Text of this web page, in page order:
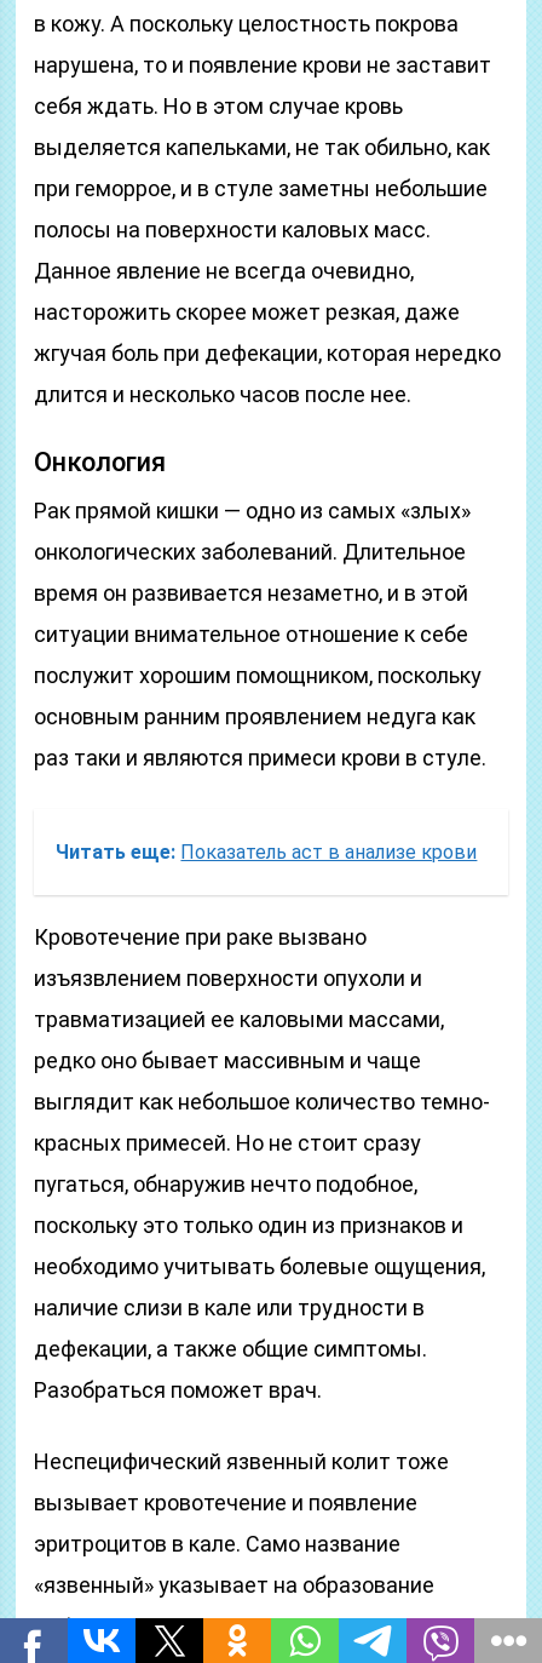
в кожу. А поскольку целостность покрова
нарушена, то и появление крови не заставит
себя ждать. Но в этом случае кровь
выделяется капельками, не так обильно, как
при геморрое, и в стуле заметны небольшие
полосы на поверхности каловых масс.
Данное явление не всегда очевидно,
насторожить скорее может резкая, даже
жгучая боль при дефекации, которая нередко
длится и несколько часов после нее.
Онкология
Рак прямой кишки — одно из самых «злых»
онкологических заболеваний. Длительное
время он развивается незаметно, и в этой
ситуации внимательное отношение к себе
послужит хорошим помощником, поскольку
основным ранним проявлением недуга как
раз таки и являются примеси крови в стуле.
Читать еще: Показатель аст в анализе крови
Кровотечение при раке вызвано
изъязвлением поверхности опухоли и
травматизацией ее каловыми массами,
редко оно бывает массивным и чаще
выглядит как небольшое количество темно-
красных примесей. Но не стоит сразу
пугаться, обнаружив нечто подобное,
поскольку это только один из признаков и
необходимо учитывать болевые ощущения,
наличие слизи в кале или трудности в
дефекации, а также общие симптомы.
Разобраться поможет врач.
Неспецифический язвенный колит тоже
вызывает кровотечение и появление
эритроцитов в кале. Само название
«язвенный» указывает на образование
дефекта — «язвы», который при этом